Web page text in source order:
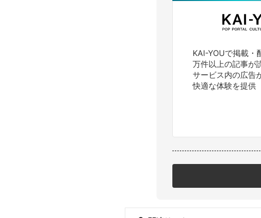
KAI-YOUで掲載・
万件以上の記事が
サービス内の広告
快適な体験を提供